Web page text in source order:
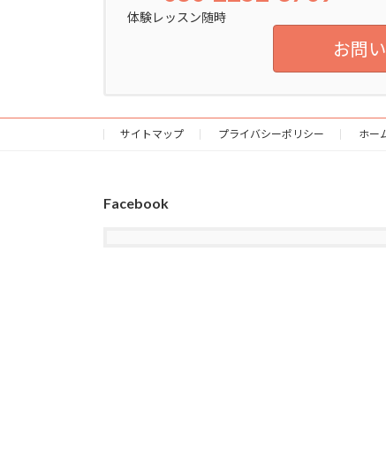
体験レッスン随時
お問
サイトマップ プライバシーポリシー ホー
Facebook